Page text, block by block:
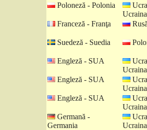
Poloneză - Polonia
Ucraina
Franceză - Franţa
Suedeză - Suedia
Engleză - SUA
Ucraina
Engleză - SUA
Ucraina
Engleză - SUA
Ucraina
Germană -
Germania
Ucraina